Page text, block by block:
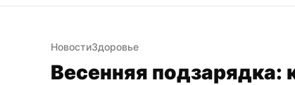
НовостиЗдоровье
Весенняя подзарядка: